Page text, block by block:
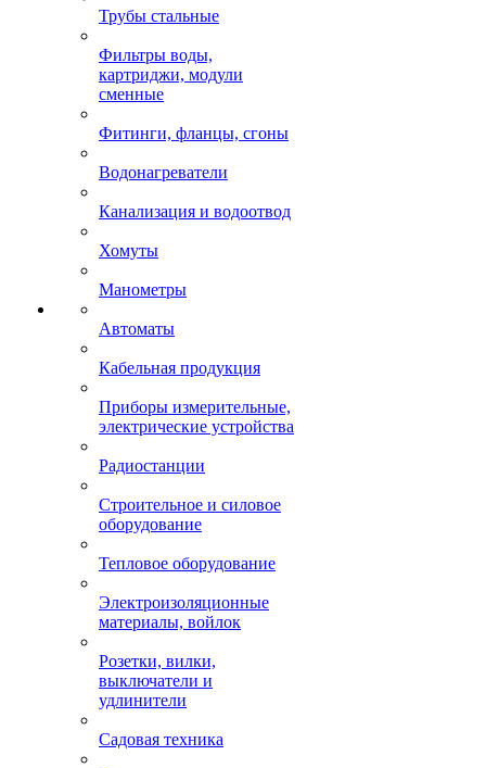
Трубы стальные
Фильтры воды,
картриджи, модули
сменные
Фитинги, фланцы, сгоны
Водонагреватели
Канализация и водоотвод
Хомуты
Манометры
Автоматы
Кабельная продукция
Приборы измерительные,
электрические устройства
Радиостанции
Строительное и силовое
оборудование
Тепловое оборудование
Электроизоляционные
материалы, войлок
Розетки, вилки,
выключатели и
удлинители
Садовая техника